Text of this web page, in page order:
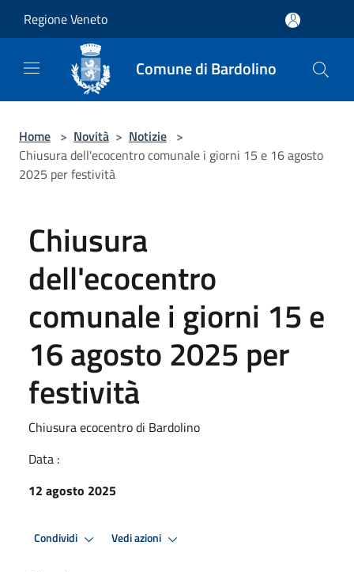
Regione Veneto
Comune di Bardolino
Home > Novità > Notizie >
Chiusura dell'ecocentro comunale i giorni 15 e 16 agosto
2025 per festività
Chiusura
dell'ecocentro
comunale i giorni 15 e
16 agosto 2025 per
festività
Chiusura ecocentro di Bardolino
Data :
12 agosto 2025
Condividi Vedi azioni